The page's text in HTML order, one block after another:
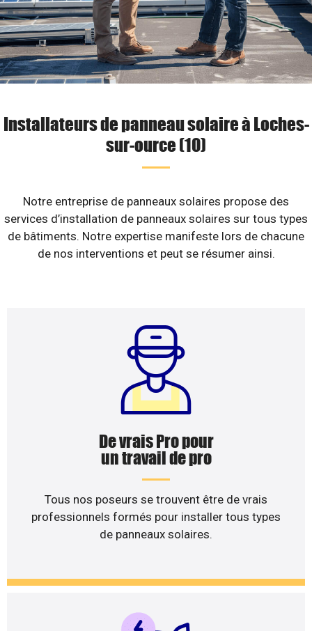
Installateurs de panneau solaire à Loches-
sur-ource (10)
Notre entreprise de panneaux solaires propose des
services d’installation de panneaux solaires sur tous types
de bâtiments. Notre expertise manifeste lors de chacune
de nos interventions et peut se résumer ainsi.
De vrais Pro pour
un travail de pro
Tous nos poseurs se trouvent être de vrais
professionnels formés pour installer tous types
de panneaux solaires.